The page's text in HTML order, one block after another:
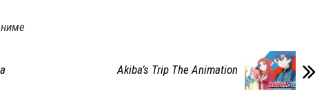
Akiba’s Trip The Animation